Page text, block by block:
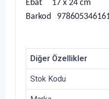
Ebat 17 x 24 cm
Barkod
Diğer Özellikler
Stok Kodu